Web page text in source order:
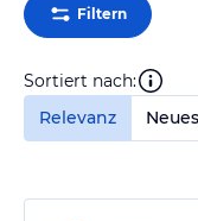
Filtern
Sortiert nach:
Relevanz